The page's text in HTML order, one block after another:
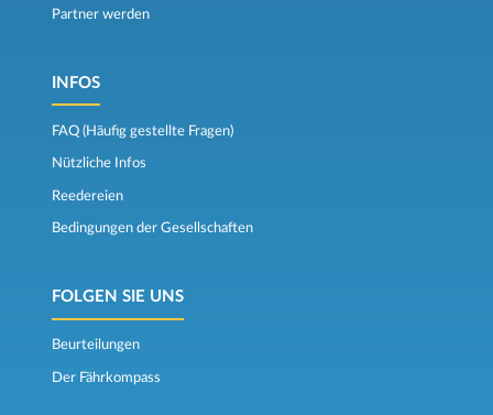
Partner werden
INFOS
FAQ (Häufig gestellte Fragen)
Nützliche Infos
Reedereien
Bedingungen der Gesellschaften
FOLGEN SIE UNS
Beurteilungen
Der Fährkompass